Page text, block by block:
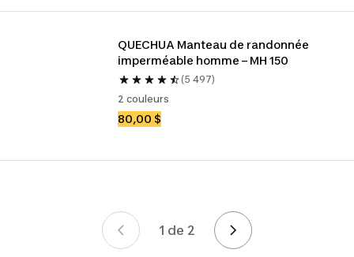
QUECHUA Manteau de randonnée
imperméable homme – MH 150
(5 497)
2 couleurs
80,00 $
1 de 2Page 1 de 2